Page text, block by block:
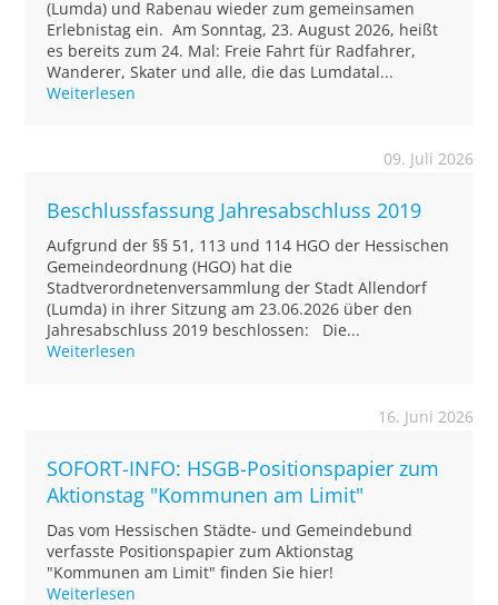
(Lumda) und Rabenau wieder zum gemeinsamen
Erlebnistag ein. Am Sonntag, 23. August 2026, heißt
es bereits zum 24. Mal: Freie Fahrt für Radfahrer,
Wanderer, Skater und alle, die das Lumdatal...
Weiterlesen
09. Juli 2026
Beschlussfassung Jahresabschluss 2019
Aufgrund der §§ 51, 113 und 114 HGO der Hessischen
Gemeindeordnung (HGO) hat die
Stadtverordnetenversammlung der Stadt Allendorf
(Lumda) in ihrer Sitzung am 23.06.2026 über den
Jahresabschluss 2019 beschlossen: Die...
Weiterlesen
16. Juni 2026
SOFORT-INFO: HSGB-Positionspapier zum
Aktionstag "Kommunen am Limit"
Das vom Hessischen Städte- und Gemeindebund
verfasste Positionspapier zum Aktionstag
"Kommunen am Limit" finden Sie hier!
Weiterlesen